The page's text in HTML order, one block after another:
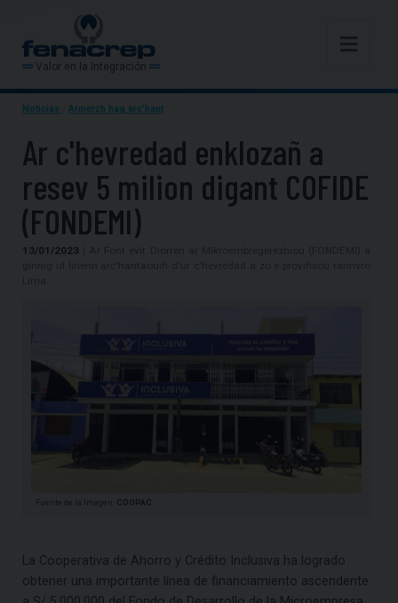
Valor en la Integración
Noticias Armerzh hag arc'hant
Ar c'hevredad enklozañ a
resev 5 milion digant COFIDE
(FONDEMI)
13/01/2023
Fuente de la Imagen: COOPAC
La Cooperativa de Ahorro y Crédito Inclusiva ha logrado
obtener una importante línea de financiamiento ascendente